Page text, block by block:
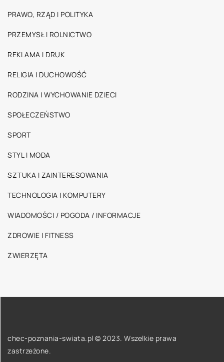
PRAWO, RZĄD I POLITYKA
PRZEMYSŁ I ROLNICTWO
REKLAMA I DRUK
RELIGIA I DUCHOWOŚĆ
RODZINA I WYCHOWANIE DZIECI
SPOŁECZEŃSTWO
SPORT
STYL I MODA
SZTUKA I ZAINTERESOWANIA
TECHNOLOGIA I KOMPUTERY
WIADOMOŚCI / POGODA / INFORMACJE
ZDROWIE I FITNESS
ZWIERZĘTA
chec-poznania-swiata.pl © 2023. Wszelkie prawa
zastrzeżone.